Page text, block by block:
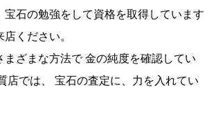
石の勉強をして資格を取得しています
ください。
ざまな方法で 金の純度を確認してい
店では、 宝石の査定に、力を入れてい